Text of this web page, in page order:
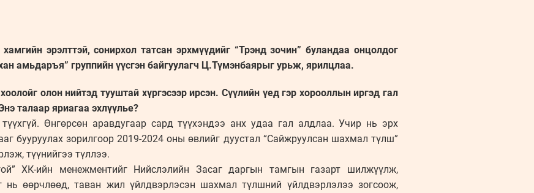
эрэлттэй, сонирхол татсан эрхмүүдийг “Трэнд зочин” буландаа онцолдог
амьдаръя” группийн үүсгэн байгуулагч Ц.Түмэнбаярыг урьж, ярилцлаа.
олон нийтэд тууштай хүргэсээр ирсэн. Сүүлийн үед гэр хорооллын иргэд гал
талаар яриагаа эхлүүлье?
Өнгөрсөн аравдугаар сард түүхэндээ анх удаа гал алдлаа. Учир нь эрх
бууруулах зорилгоор 2019-2024 оны өвлийг дуустал “Сайжруулсан шахмал түлш”
түүнийгээ түллээ.
ХК-ийн менежментийг Нийслэлийн Засаг даргын тамгын газарт шилжүүлж,
нь өөрчлөөд, таван жил үйлдвэрлэсэн шахмал түлшний үйлдвэрлэлээ зогсоож,